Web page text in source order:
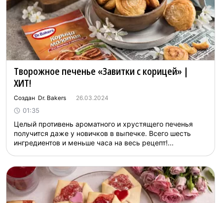
Творожное печенье «Завитки с корицей» |
ХИТ!
Создан Dr. Bakers 26.03.2024
01:35
Целый противень ароматного и хрустящего печенья
получится даже у новичков в выпечке. Всего шесть
ингредиентов и меньше часа на весь рецепт!...